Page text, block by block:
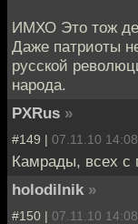
ИМХО Это тож
Даже патриоты
русской
народа.
PXRus »
#149 | 07.11.10 14:08
Камрады, всех с
holodilnik »
#150 | 07.11.10 14:08